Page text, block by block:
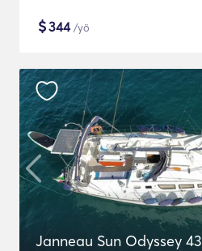
$344/yö
Janneau Sun Odyssey 43